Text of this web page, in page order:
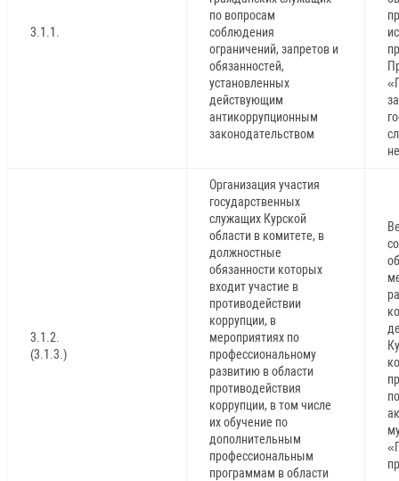
3.1.1.
по вопросам
соблюдения
ограничений, запретов и
обязанностей,
установленных
действующим
антикоррупционным
законодательством
3.1.2.
(3.1.3.)
Организация участия
государственных
служащих Курской
области в комитете, в
должностные
обязанности которых
входит участие в
противодействии
коррупции, в
мероприятиях по
профессиональному
развитию в области
противодействия
коррупции, в том числе
их обучение по
дополнительным
профессиональным
программам в области